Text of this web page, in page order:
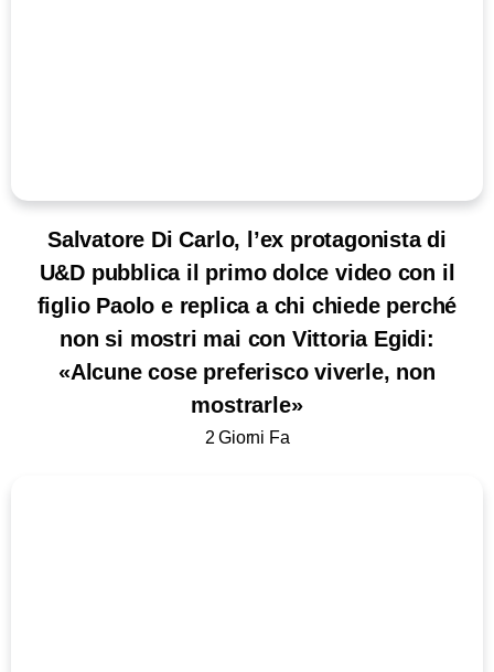
Salvatore Di Carlo, l’ex protagonista di
U&D pubblica il primo dolce video con il
figlio Paolo e replica a chi chiede perché
non si mostri mai con Vittoria Egidi:
«Alcune cose preferisco viverle, non
mostrarle»
2 Giorni Fa